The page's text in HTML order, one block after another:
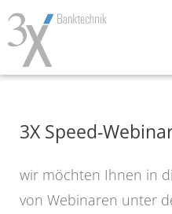
3X Speed-
wir möchten Ihnen in
von Webinaren unter